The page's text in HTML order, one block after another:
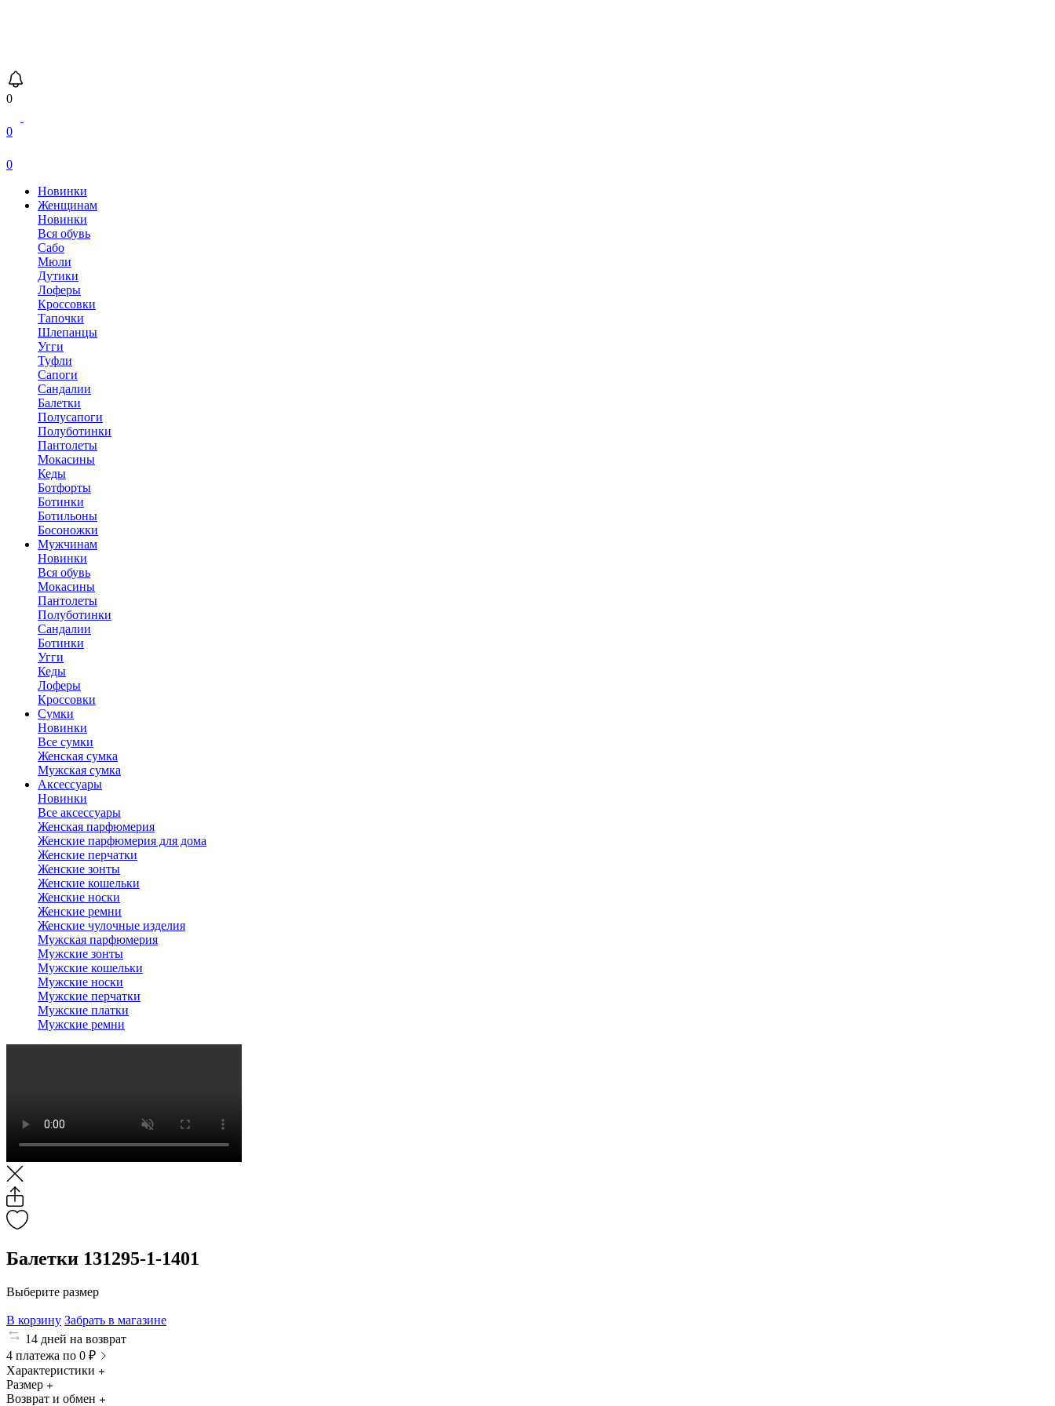
0
0
0
Новинки
Женщинам
Новинки
Вся обувь
Сабо
Мюли
Дутики
Лоферы
Кроссовки
Тапочки
Шлепанцы
Угги
Туфли
Сапоги
Сандалии
Балетки
Полусапоги
Полуботинки
Пантолеты
Мокасины
Кеды
Ботфорты
Ботинки
Ботильоны
Босоножки
Мужчинам
Новинки
Вся обувь
Мокасины
Пантолеты
Полуботинки
Сандалии
Ботинки
Угги
Кеды
Лоферы
Кроссовки
Сумки
Новинки
Все сумки
Женская сумка
Мужская сумка
Аксессуары
Новинки
Все аксессуары
Женская парфюмерия
Женские парфюмерия для дома
Женские перчатки
Женские зонты
Женские кошельки
Женские носки
Женские ремни
Женские чулочные изделия
Мужская парфюмерия
Мужские зонты
Мужские кошельки
Мужские носки
Мужские перчатки
Мужские платки
Мужские ремни
Балетки 131295-1-1401
Выберите размер
В корзину Забрать в магазине
14 дней на возврат
4 платежа по 0 ₽
Характеристики
Размер
Возврат и обмен